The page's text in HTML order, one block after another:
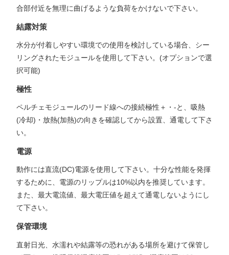
合部付近を無理に曲げるような負荷をかけないで下さい。
結露対策
水分が付着しやすい環境での使用を検討している場合、シー
リングされたモジュールを使用して下さい。(オプションで選
択可能)
極性
ペルチェモジュールのリード線への接続極性＋・-と、吸熱
(冷却)・放熱(加熱)の向きを確認してから設置、通電して下さ
い。
電源
動作には直流(DC)電源を使用して下さい。十分な性能を発揮
するために、電源のリップルは10%以内を推奨しています。
また、最大電流値、最大電圧値を超えて通電しないようにし
て下さい。
保管環境
直射日光、水濡れや結露等の恐れがある場所を避けて保管し